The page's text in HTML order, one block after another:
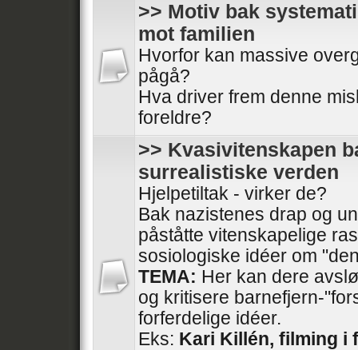
>> Motiv bak
mot familien
Hvorfor kan massive
pågå?
Hva driver frem denne
foreldre?
>> Kvasivitenskapen
surrealistiske verden
Hjelpetiltak - virker de?
Bak nazistenes drap og
påståtte vitenskapelige
sosiologiske idéer om
TEMA: Her kan dere
og kritisere barnefjern-
forferdelige idéer.
Eks: Kari Killén, filming i